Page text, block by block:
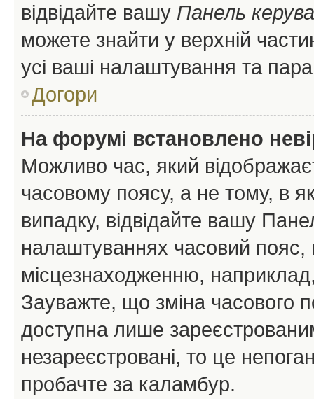
відвідайте вашу Панель
можете знайти у верхній
усі ваші налаштування та
Догори
На форумі встановлено
Можливо час, який
часовому поясу, а не тому, в
випадку, відвідайте вашу
налаштуваннях часовий пояс,
місцезнаходженню,
Зауважте, що зміна часового
доступна лише
незареєстровані, то це
пробачте за каламбур.